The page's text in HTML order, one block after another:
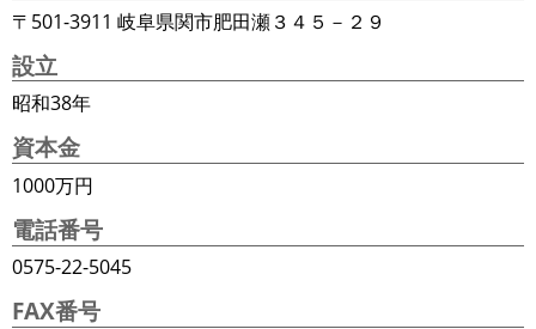
〒501-3911 岐阜県関市肥田瀬３４５－２９
設立
昭和38年
資本金
1000万円
電話番号
0575-22-5045
FAX番号